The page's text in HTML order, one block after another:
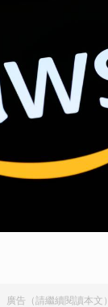
廣告（請繼續閱讀本文）